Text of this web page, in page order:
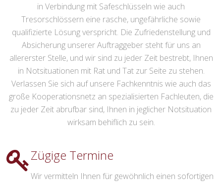
in Verbindung mit Safeschlüsseln wie auch
Tresorschlössern eine rasche, ungefährliche sowie
qualifizierte Lösung verspricht. Die Zufriedenstellung und
Absicherung unserer Auftraggeber steht für uns an
allererster Stelle, und wir sind zu jeder Zeit bestrebt, Ihnen
in Notsituationen mit Rat und Tat zur Seite zu stehen.
Verlassen Sie sich auf unsere Fachkenntnis wie auch das
große Kooperationsnetz an spezialisierten Fachleuten, die
zu jeder Zeit abrufbar sind, Ihnen in jeglicher Notsituation
wirksam behiflich zu sein.
Zügige Termine
Wir vermitteln Ihnen für gewöhnlich einen sofortigen